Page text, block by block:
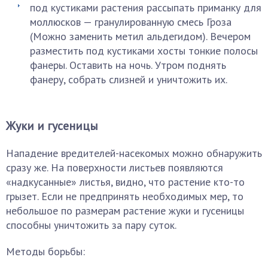
под кустиками растения рассыпать приманку для
моллюсков — гранулированную смесь Гроза
(Можно заменить метил альдегидом). Вечером
разместить под кустиками хосты тонкие полосы
фанеры. Оставить на ночь. Утром поднять
фанеру, собрать слизней и уничтожить их.
Жуки и гусеницы
Нападение вредителей-насекомых можно обнаружить
сразу же. На поверхности листьев появляются
«надкусанные» листья, видно, что растение кто-то
грызет. Если не предпринять необходимых мер, то
небольшое по размерам растение жуки и гусеницы
способны уничтожить за пару суток.
Методы борьбы: